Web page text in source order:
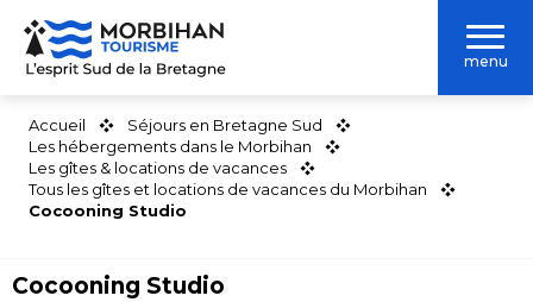
Aller
contenu
menu
Accueil
Séjours en Bretagne Sud
Les hébergements dans le Morbihan
Les gîtes & locations de vacances
Tous les gîtes et locations de vacances du Morbihan
Cocooning Studio
Cocooning Studio